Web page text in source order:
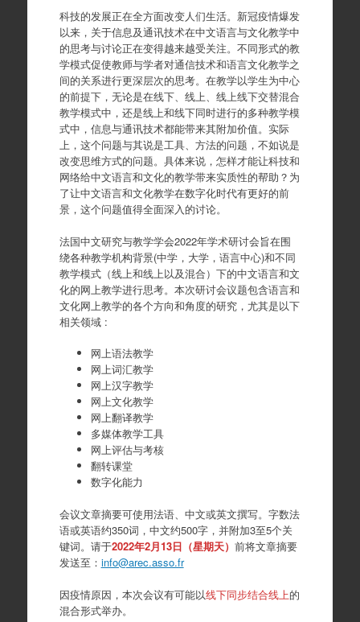
科技的发展正在全方面改变人们生活。新冠疫情爆发
以来，关于信息及通讯技术在中文语言与文化教学中
的思考与讨论正在变得越来越受关注。不同形式的教
学模式促使教师与学者对通信技术和语言文化教学之
间的关系进行更深层次的思考。在教学以学生为中心
的前提下，无论是在线下、线上、线上线下交替混合
教学模式中，还是线上和线下同时进行的多种教学模
式中，信息与通讯技术都能带来其附加价值。实际
上，这个问题与其说是工具、方法的问题，不如说是
改变思维方式的问题。具体来说，怎样才能让科技和
网络给中文语言和文化的教学带来实质性的帮助？为
了让中文语言和文化教学在数字化时代有更好的前
景，这个问题值得全面深入的讨论。
法国中文研究与教学学会2022年学术研讨会旨在围
绕各种教学机构背景(中学，大学，语言中心)和不同
教学模式（线上和线上以及混合）下的中文语言和文
化的网上教学进行思考。本次研讨会议题包含语言和
文化网上教学的各个方向和角度的研究，尤其是以下
相关领域 :
网上语法教学
网上词汇教学
网上汉字教学
网上文化教学
网上翻译教学
多媒体教学工具
网上评估与考核
翻转课堂
数字化能力
会议文章摘要可使用法语、中文或英文撰写。字数法
语或英语约350词，中文约500字，并附加3至5个关
键词。请于2022年2月13日（星期天） 前将文章摘要
发送至： info@arec.asso.fr
因疫情原因，本次会议有可能以线下同步结合线上的
混合形式举办。